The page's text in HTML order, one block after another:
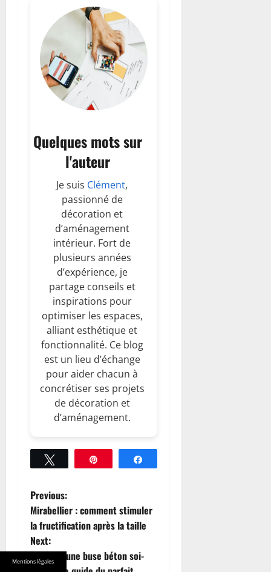
Mentions légales
Quelques mots sur
l'auteur
Je suis Clément,
passionné de
décoration et
d’aménagement
intérieur. Fort de
plusieurs années
d’expérience, je
partage conseils et
inspirations pour
optimiser les espaces,
alliant esthétique et
fonctionnalité. Ce blog
est un lieu d’échange
pour aider chacun à
concrétiser ses projets
de décoration et
d’aménagement.
Tweetez
P
o
s
Previous:
Mirabellier : comment stimuler
la fructification après la taille
Next:
Installer une buse béton soi-